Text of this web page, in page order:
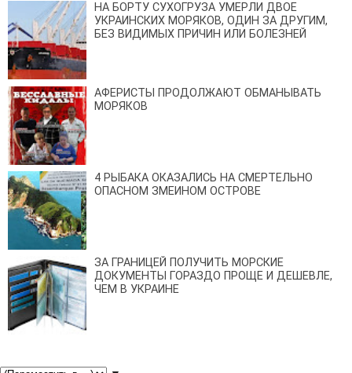
НА БОРТУ СУХОГРУЗА УМЕРЛИ ДВОЕ
УКРАИНСКИХ МОРЯКОВ, ОДИН ЗА ДРУГИМ,
БЕЗ ВИДИМЫХ ПРИЧИН ИЛИ БОЛЕЗНЕЙ
АФЕРИСТЫ ПРОДОЛЖАЮТ ОБМАНЫВАТЬ
МОРЯКОВ
4 РЫБАКА ОКАЗАЛИСЬ НА СМЕРТЕЛЬНО
ОПАСНОМ ЗМЕИНОМ ОСТРОВЕ
ЗА ГРАНИЦЕЙ ПОЛУЧИТЬ МОРСКИЕ
ДОКУМЕНТЫ ГОРАЗДО ПРОЩЕ И ДЕШЕВЛЕ,
ЧЕМ В УКРАИНЕ